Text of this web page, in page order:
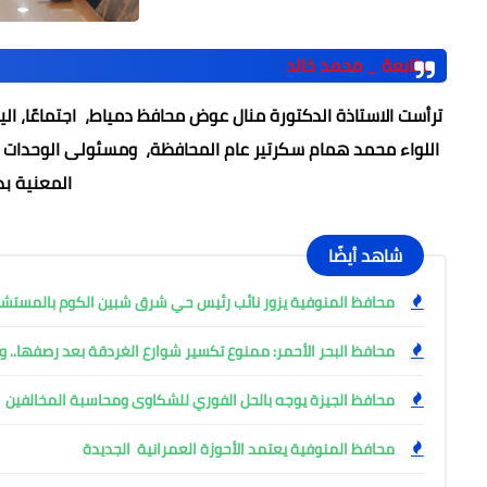
متابعة _ محمد خالد
ترأست الاستاذة الدكتورة منال عوض محافظ دمياط، اجتماعًا،
اللواء محمد همام سكرتير عام المحافظة، ومسئولى الوحدات
المعنية
شاهد أيضًا
محافظ المنوفية يزور نائب رئيس حي شرق شبين الكوم
محافظ البحر الأحمر: ممنوع تكسير شوارع الغردقة بعد رصفها..
محافظ الجيزة يوجه بالحل الفوري للشكاوى ومحاسبة المخالفين
محافظ المنوفية يعتمد الأحوزة العمرانية الجديدة